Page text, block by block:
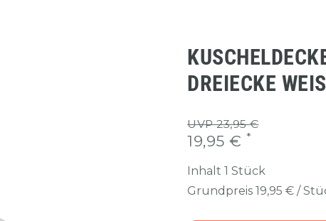
DREIECKE
UVP 23,95 €
19,95 € *
Inhalt 1 Stück
Grundpreis 19,95 € /